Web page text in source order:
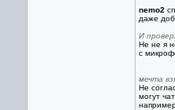
nemo2
даже
И
Не не я
с
мечта
Не
могут